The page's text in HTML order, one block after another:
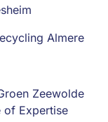
Almere
Zeewolde
of Expertise